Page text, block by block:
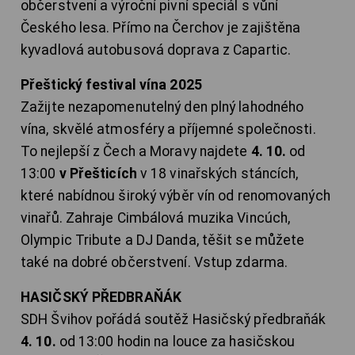
občerstvení a výroční pivní speciál s vůní
Českého lesa. Přímo na Čerchov je zajištěna
kyvadlová autobusová doprava z Capartic.
Přeštický festival vína 2025
Zažijte nezapomenutelný den plný lahodného
vína, skvělé atmosféry a příjemné společnosti.
To nejlepší z Čech a Moravy najdete 4. 10. od
13:00 v Přešticích v 18 vinařských stáncích,
které nabídnou široký výběr vín od renomovaných
vinařů. Zahraje Cimbálová muzika Vincúch,
Olympic Tribute a DJ Danda, těšit se můžete
také na dobré občerstvení. Vstup zdarma.
HASIČSKÝ PŘEDBRAŇÁK
SDH Švihov pořádá soutěž Hasičský předbraňák
4. 10. od 13:00 hodin na louce za hasičskou